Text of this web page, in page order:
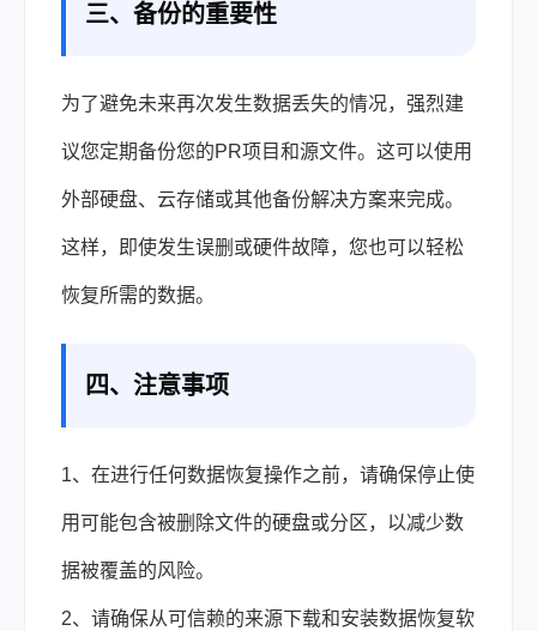
三、备份的重要性
为了避免未来再次发生数据丢失的情况，强烈建
议您定期备份您的PR项目和源文件。这可以使用
外部硬盘、云存储或其他备份解决方案来完成。
这样，即使发生误删或硬件故障，您也可以轻松
恢复所需的数据。
四、注意事项
1、在进行任何数据恢复操作之前，请确保停止使
用可能包含被删除文件的硬盘或分区，以减少数
据被覆盖的风险。
2、请确保从可信赖的来源下载和安装数据恢复软